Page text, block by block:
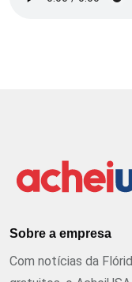
Sobre a empresa
Com notícias da